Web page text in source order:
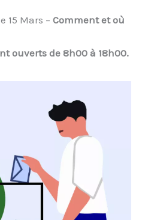
15 Mars –Comment et où
ouverts de 8h00 à 18h00.